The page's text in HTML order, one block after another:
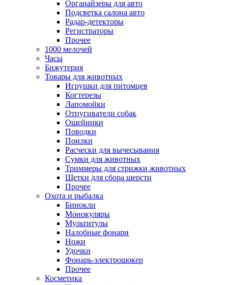
Органайзеры для авто
Подсветка салона авто
Радар-детекторы
Регистраторы
Прочее
1000 мелочей
Часы
Бижутерия
Товары для животных
Игрушки для питомцев
Когтерезы
Лапомойки
Отпугиватели собак
Ошейники
Поводки
Поилки
Расчески для вычесывания
Сумки для животных
Триммеры для стрижки животных
Щетки для сбора шерсти
Прочее
Охота и рыбалка
Бинокли
Монокуляры
Мультитулы
Налобные фонари
Ножи
Удочки
Фонарь-электрошокер
Прочее
Косметика